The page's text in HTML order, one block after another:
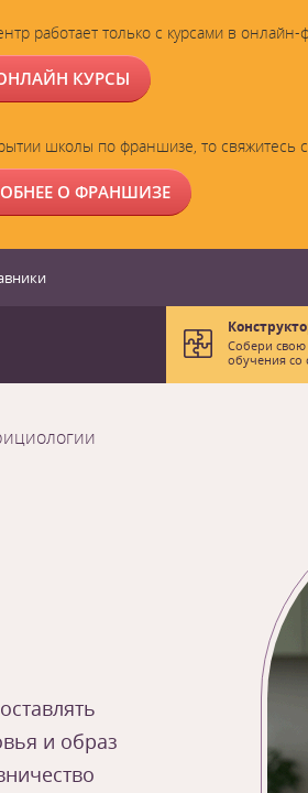
работает только с курсами в онлайн-
КУРСЫ
школы по франшизе, то свяжитесь
О ФРАНШИЗЕ
Собери
обучения со
и образ